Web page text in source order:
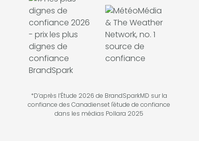
*D’après l’Étude 2026 de BrandSparkMD sur la
confiance des Canadienset l'étude de confiance
dans les médias Pollara 2025